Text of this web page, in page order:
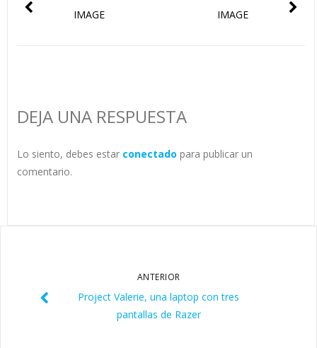
IMAGE
IMAGE
DEJA UNA RESPUESTA
Lo siento, debes estar conectado para publicar un
comentario.
ANTERIOR
Project Valerie, una laptop con tres
pantallas de Razer